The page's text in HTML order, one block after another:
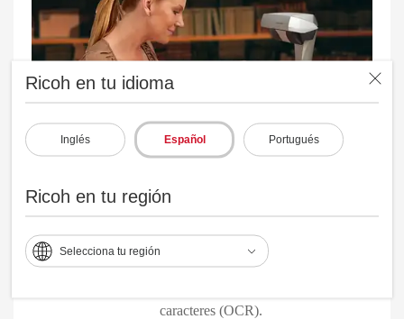
Ricoh en tu idioma
Inglés Español Portugués
Ricoh en tu región
Selecciona tu región
Software PaperStream lleno de valor
El software fácil de usar proporciona escaneo conveniente,
potente mejora de imágenes, captura rápida de imágenes y
caracteres (OCR).